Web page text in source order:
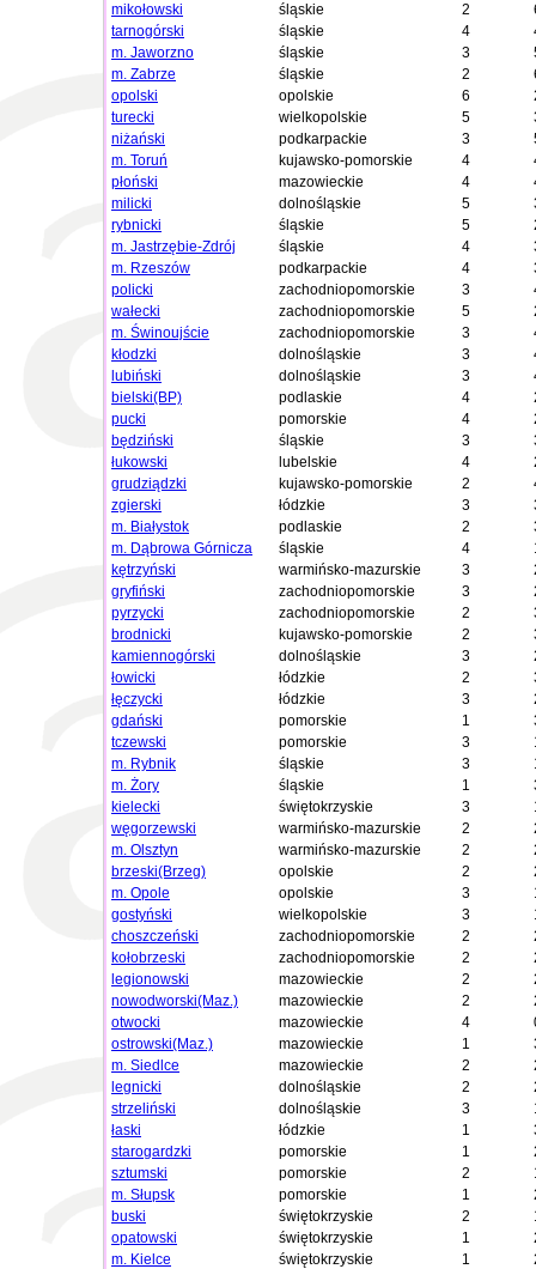
mikołowski
śląskie 2
tarnogórski
śląskie 4
m. Jaworzno
śląskie 3
m. Zabrze
śląskie 2
opolski
opolskie 6
turecki
wielkopolskie 5
niżański
podkarpackie 3
m. Toruń
kujawsko-pomorskie 4
płoński
mazowieckie 4
milicki
dolnośląskie 5
rybnicki
śląskie 5
m. Jastrzębie-Zdrój
śląskie 4
m. Rzeszów
podkarpackie 4
policki
zachodniopomorskie 3
wałecki
zachodniopomorskie 5
m. Świnoujście
zachodniopomorskie 3
kłodzki
dolnośląskie 3
lubiński
dolnośląskie 3
bielski(BP)
podlaskie 4
pucki
pomorskie 4
będziński
śląskie 3
łukowski
lubelskie 4
grudziądzki
kujawsko-pomorskie 2
zgierski
łódzkie 3
m. Białystok
podlaskie 2
m. Dąbrowa Górnicza
śląskie 4
kętrzyński
warmińsko-mazurskie 3
gryfiński
zachodniopomorskie 3
pyrzycki
zachodniopomorskie 2
brodnicki
kujawsko-pomorskie 2
kamiennogórski
dolnośląskie 3
łowicki
łódzkie 2
łęczycki
łódzkie 3
gdański
pomorskie 1
tczewski
pomorskie 3
m. Rybnik
śląskie 3
m. Żory
śląskie 1
kielecki
świętokrzyskie 3
węgorzewski
warmińsko-mazurskie 2
m. Olsztyn
warmińsko-mazurskie 2
brzeski(Brzeg)
opolskie 2
m. Opole
opolskie 3
gostyński
wielkopolskie 3
choszczeński
zachodniopomorskie 2
kołobrzeski
zachodniopomorskie 2
legionowski
mazowieckie 2
nowodworski(Maz.)
mazowieckie 2
otwocki
mazowieckie 4
ostrowski(Maz.)
mazowieckie 1
m. Siedlce
mazowieckie 2
legnicki
dolnośląskie 2
strzeliński
dolnośląskie 3
łaski
łódzkie 1
starogardzki
pomorskie 1
sztumski
pomorskie 2
m. Słupsk
pomorskie 1
buski
świętokrzyskie 2
opatowski
świętokrzyskie 1
m. Kielce
świętokrzyskie 1